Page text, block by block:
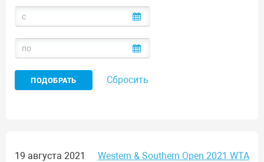
Сбросить
19 августа 2021 Western & Southern Open 2021 WTA